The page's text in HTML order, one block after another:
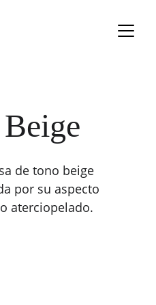
de tono beige
por su aspecto
aterciopelado.